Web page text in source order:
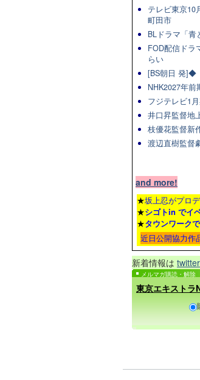
テレビ東京10
町田市
BLドラマ「
FOD配信ドラ
らい
[BS朝日 発]◆
NHK2027年
フジテレビ1
井口昇監督地
枝優花監督新
渡辺直樹監督
and more!
★坂上忍がプロ
★シゴトin でイ
★タウンワーク
近日公開協力作
新着情報は twitter
メルマガ購読・解除
東京エキストラ